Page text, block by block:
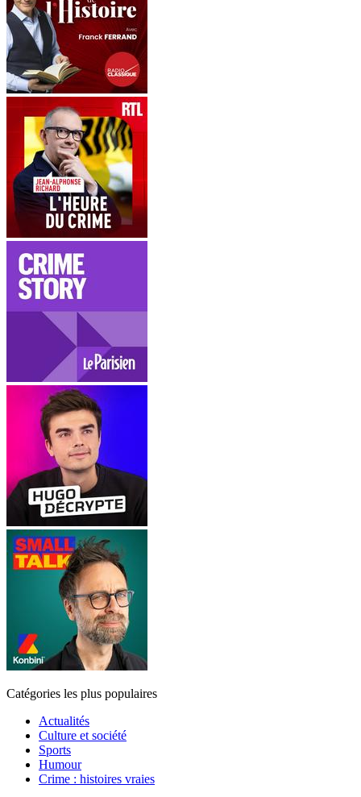
Catégories les plus populaires
Actualités
Culture et société
Sports
Humour
Crime : histoires vraies